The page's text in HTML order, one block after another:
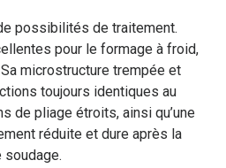
possibilités de traitement.
pour le formage à froid,
microstructure trempée et
toujours identiques au
de pliage étroits, ainsi qu’une
réduite et dure après la
soudage.